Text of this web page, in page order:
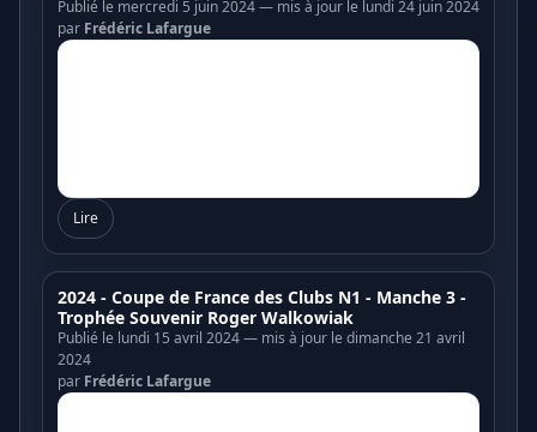
Publié le mercredi 5 juin 2024 — mis à jour le lundi 24 juin 2024
par Frédéric Lafargue
Lire
2024 - Coupe de France des Clubs N1 - Manche 3 -
Trophée Souvenir Roger Walkowiak
Publié le lundi 15 avril 2024 — mis à jour le dimanche 21 avril
2024
par Frédéric Lafargue